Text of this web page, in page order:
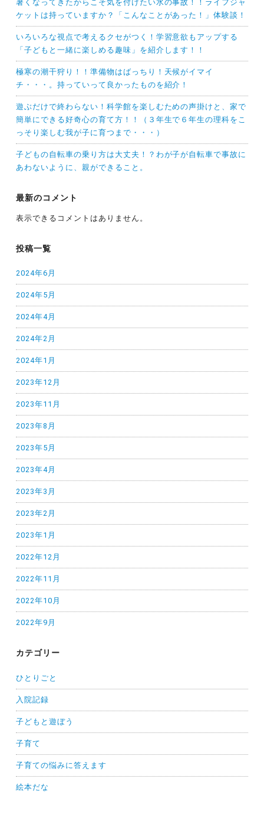
暑くなってきたからこそ気を付けたい水の事故！！ライフジャ
ケットは持っていますか？「こんなことがあった！」体験談！
いろいろな視点で考えるクセがつく！学習意欲もアップする
「子どもと一緒に楽しめる趣味」を紹介します！！
極寒の潮干狩り！！準備物はばっちり！天候がイマイ
チ・・・。持っていって良かったものを紹介！
遊ぶだけで終わらない！科学館を楽しむための声掛けと、家で
簡単にできる好奇心の育て方！！（３年生で６年生の理科をこ
っそり楽しむ我が子に育つまで・・・）
子どもの自転車の乗り方は大丈夫！？わが子が自転車で事故に
あわないように、親ができること。
最新のコメント
表示できるコメントはありません。
投稿一覧
2024年6月
2024年5月
2024年4月
2024年2月
2024年1月
2023年12月
2023年11月
2023年8月
2023年5月
2023年4月
2023年3月
2023年2月
2023年1月
2022年12月
2022年11月
2022年10月
2022年9月
カテゴリー
ひとりごと
入院記録
子どもと遊ぼう
子育て
子育ての悩みに答えます
絵本だな